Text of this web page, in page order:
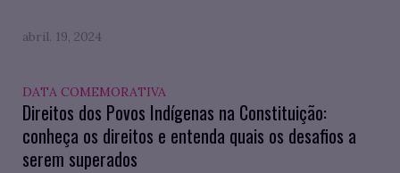
abril. 19, 2024
DATA COMEMORATIVA
Direitos dos Povos Indígenas na Constituição:
conheça os direitos e entenda quais os desafios a
serem superados